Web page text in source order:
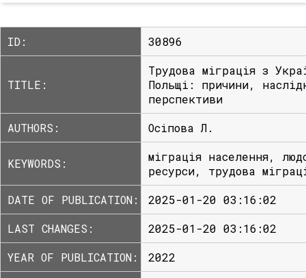
ID: 30896
TITLE:
Трудова міграція з
Польщі: причини,
перспективи
AUTHORS:
Осіпова Л.
KEYWORDS:
міграція населення,
ресурси, трудова
DATE OF PUBLICATION:
2025-01-20 03:16:02
LAST CHANGES:
2025-01-20 03:16:02
YEAR OF PUBLICATION:
2022